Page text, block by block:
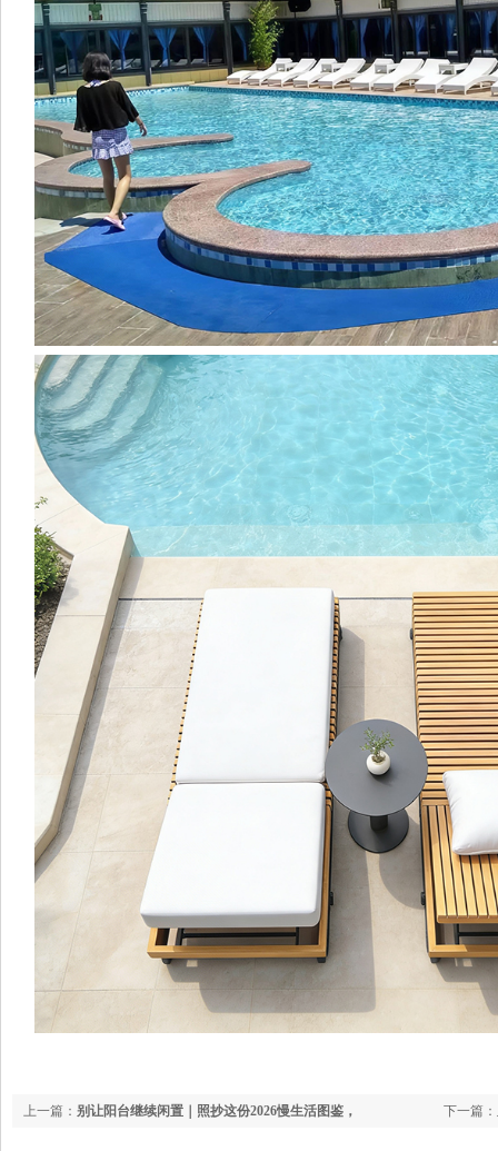
下一篇：
上一篇： 别让阳台继续闲置｜照抄这份2026慢生活图鉴，